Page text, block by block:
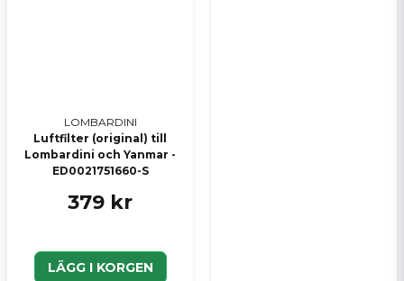
LOMBARDINI
Luftfilter (original) till
Lombardini och Yanmar -
ED0021751660-S
379 kr
LÄGG I KORGEN